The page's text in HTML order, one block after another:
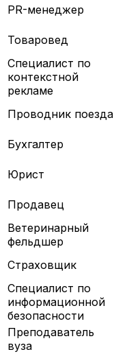
PR-менеджер
Товаровед
Специалист по
контекстной
рекламе
Проводник поезда
Бухгалтер
Юрист
Продавец
Ветеринарный
фельдшер
Страховщик
Специалист по
информационной
безопасности
Преподаватель
вуза